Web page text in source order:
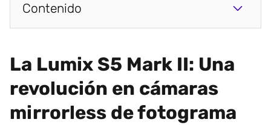
Contenido
La Lumix S5 Mark II: Una
revolución en cámaras
mirrorless de fotograma